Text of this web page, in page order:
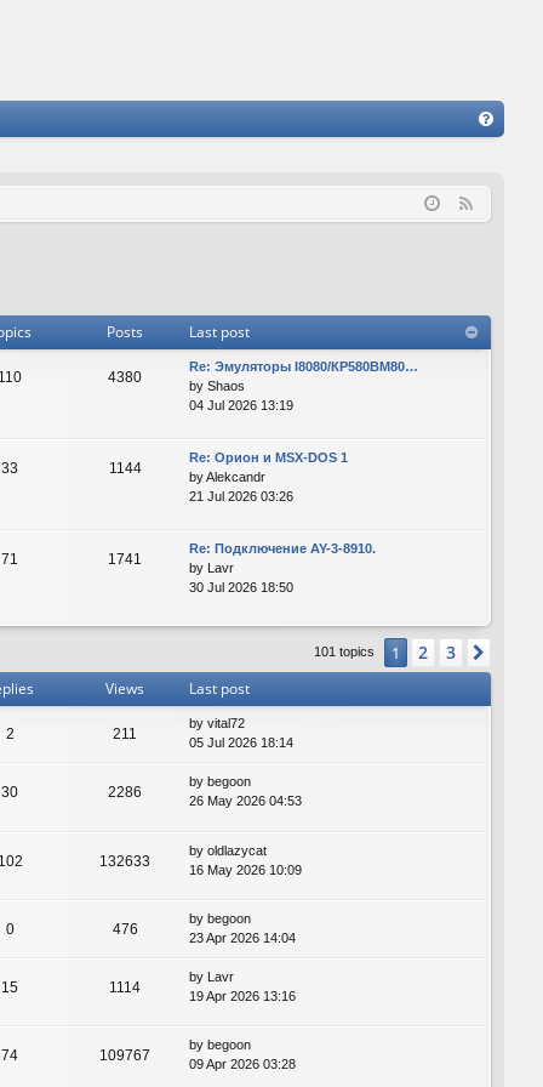
Q
Posts Last post
110 4380
Re: Эмуляторы I8080/КР580ВМ80…
by Shaos
04 Jul 2026 13:19
33 1144
Re: Орион и MSX-DOS 1
byAlekcandr
21 Jul 2026 03:26
71 1741
Re: Подключение AY-3-8910.
by Lavr
30 Jul 2026 18:50
101 topics 1 2 3
Views Last post
2 211
by vital72
05 Jul 2026 18:14
30 2286
by begoon
26 May 2026 04:53
102 132633
by oldlazycat
16 May 2026 10:09
0 476
by begoon
23 Apr 2026 14:04
15 1114
by Lavr
19 Apr 2026 13:16
74 109767
by begoon
09 Apr 2026 03:28